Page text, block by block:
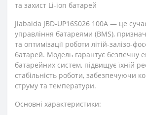
та захист Li-ion батарей
Jiabaida JBD-UP16S026 100A — це
управління батареями (BMS),
та оптимізації роботи літій-залізо-
батарей. Модель гарантує безпечну
батарейних систем, підвищує їхній
стабільність роботи, забезпечуючи
струму та температури.
Основні характеристики: